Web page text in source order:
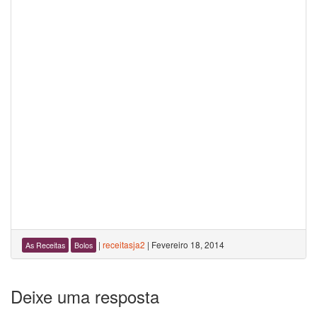
As Receitas Bolos | receitasja2 | Fevereiro 18, 2014
Deixe uma resposta